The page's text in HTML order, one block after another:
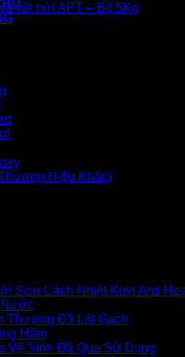
vết nứt APT – Bộ 5Kg
Hiệu Khác)
Sơn Cách Nhiệt Kovi Anti
Nước
Thượng Đã Lát Gạch
Hầm
Vệ Sinh Đã Qua Sử Dụng